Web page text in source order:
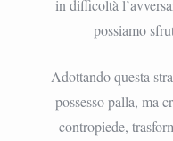
in difficoltà
possiamo
Adottando questa
possesso palla, ma
contropiede,